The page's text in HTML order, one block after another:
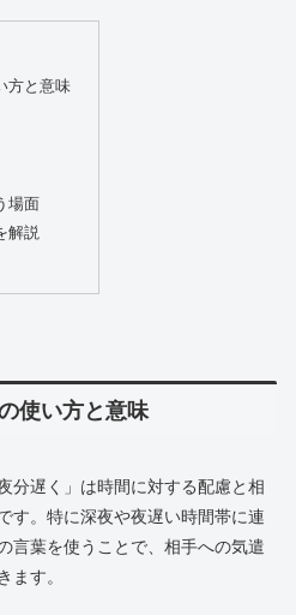
方と意味
場面
解説
使い方と意味
分遅く」は時間に対する配慮と相
す。特に深夜や夜遅い時間帯に連
言葉を使うことで、相手への気遣
ます。